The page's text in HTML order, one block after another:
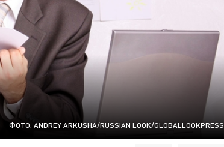
ФОТО: ANDREY ARKUSHA/RUSSIAN LOOK/GLOBALLOOKPRESS